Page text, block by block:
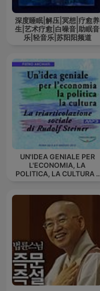
深度睡眠|解压|冥想|疗愈养
生|艺术疗愈|白噪音|助眠音
乐|轻音乐|苏阳阳频道
UN'IDEA GENIALE PER
L'ECONOMIA, LA
POLITICA, LA CULTURA -